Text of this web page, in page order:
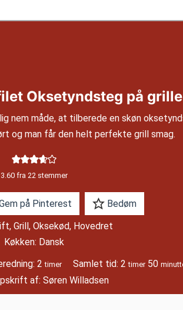
Oksetyndsteg på
nem måde, at tilberede en skøn
og man får den helt perfekte grill smag.
3.60 fra 22 stemmer
på Pinterest
Bedøm
Grill, Oksekød, Hovedret
Køkken: Dansk
2timer
timer Samlet tid:2 timer
timer 50
af: Søren Willadsen